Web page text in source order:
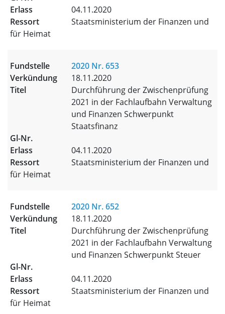
04.11.2020
Staatsministerium der Finanzen und
für Heimat
2020 Nr. 653
18.11.2020
Durchführung der Zwischenprüfung
2021 in der Fachlaufbahn Verwaltung
und Finanzen Schwerpunkt
Staatsfinanz
04.11.2020
Staatsministerium der Finanzen und
für Heimat
2020 Nr. 652
18.11.2020
Durchführung der Zwischenprüfung
2021 in der Fachlaufbahn Verwaltung
und Finanzen Schwerpunkt Steuer
04.11.2020
Staatsministerium der Finanzen und
für Heimat